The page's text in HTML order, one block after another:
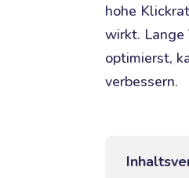
hohe
wirkt. Lange
optimierst,
verbessern.